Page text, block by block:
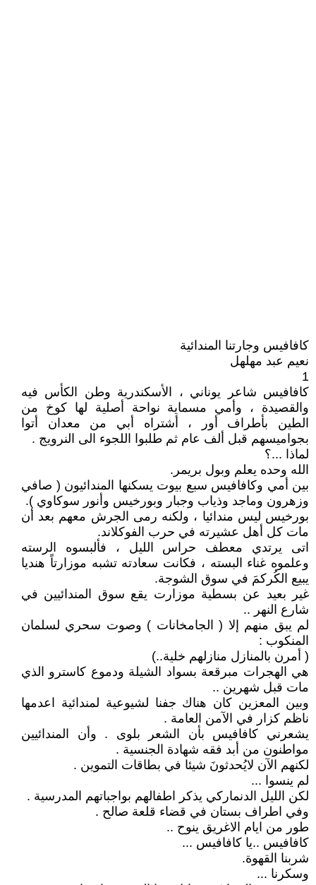
كافافيس وجارتنا المندائية
نعيم عبد مهلهل
1
كافافيس شاعر يوناني ، الأسكندرية وطن الكأس فيه
والقصيدة ، وأمي مسماية نواحة أصلية لها كوخ من
الطين بأطراف أور ، أشتراه أبي من معدان أتوا
بجواميسهم قبل ألف عام ثم طلبوا اللجوء الى النرويج .
لماذا ...؟
الله وحده يعلم وبول بريمر.
بين أمي وكافافيس سبع بيوت يسكنها المندائيون ( صافي
وزهرون وماجد وذياب وجبار وبورخيس وأنور سوكاوي ).
بورخيس ليس مندائيا ، ولكنه رمى الجرش معهم بعد أن
مات كل أهل عشيرته في حرب الفوكلاند.
اتى يرتدي معطف حراس الليل ، فألبسوه الرسته
وعلموه غناء البسته ، فكانت سعادته تشبه موزارتاً هنديا
يبيع الكُركمَ في سوق الشوجة.
غير بعيد عن بسطية موزارت يقع سوق المندائيين في
شارع النهر ..
لم يبق منهم إلا ( الجامخانات ) وصوت سحري لسلمان
المنكوب :
( أمرن بالمنازل منازلهم خلية..)
هي الهجرات مبرقعة بسواد الشيلة ودموع كاسترو الذي
مات قبل شهرين ..
وبين المعزين كان هناك جفنا لشيوعية لمندائية اعدمها
ناظم كزار في الآمن العامة .
يشعرني كافافيس بأن الشعر بلوى . وأن المندائيين
مواطنون من أبد فقه شهادة الجنسية .
لكنهم الآن لايُحدثونَ شيئا في بطاقات التموين .
لم ينسوا ...
لكن الليل الدنماركي يذكر اطفالهم بواجباتهم المدرسية .
وفي اطراف بستان في قضاء قلعة صالح .
طور من ايام الاغريق ينوح ..
كافافيس ..يا كافافيس ...
شربنا القهوة.
وسكرنا ...